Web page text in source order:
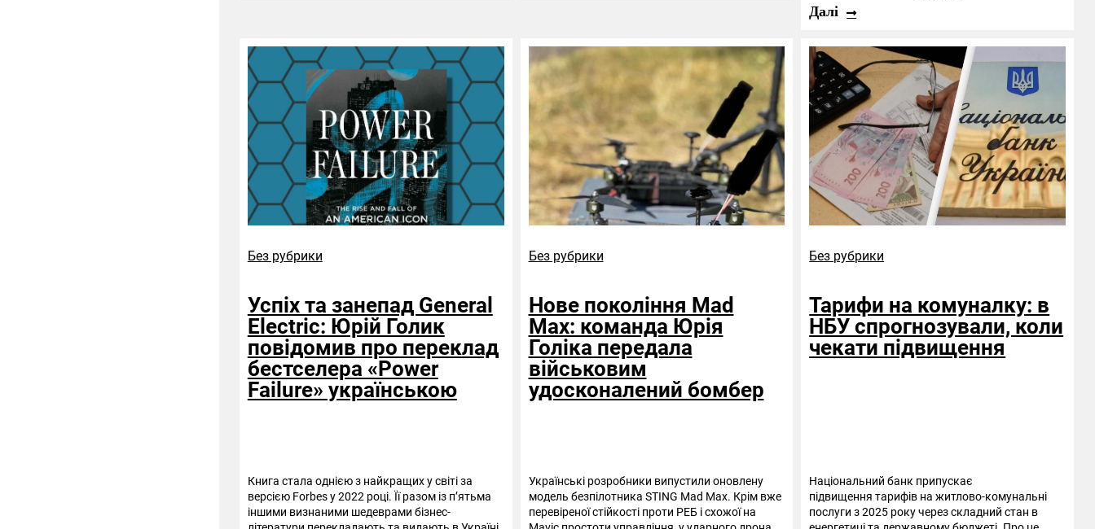
Далі
Без рубрики
Успіх та занепад General
Electric: Юрій Голик
повідомив про переклад
бестселера «Power
Failure» українською
Книга стала однією з найкращих у світі за
версією Forbes у 2022 році. Її разом із п’ятьма
іншими визнаними шедеврами бізнес-
Без рубрики
Нове покоління Mad
Max: команда Юрія
Голіка передала
військовим
удосконалений бомбер
Українські розробники випустили оновлену
модель безпілотника STING Mad Max. Крім вже
перевіреної стійкості проти РЕБ і схожої на
Без рубрики
Тарифи на комуналку: в
НБУ спрогнозували, коли
чекати підвищення
Національний банк припускає
підвищення тарифів на житлово-комунальні
послуги з 2025 року через складний стан в